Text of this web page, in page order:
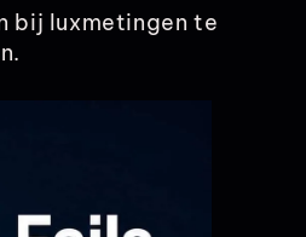
bij luxmetingen te